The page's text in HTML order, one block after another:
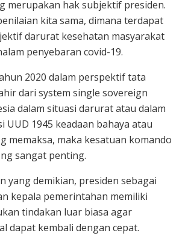
merupakan hak subjektif presiden.
kita sama, dimana terdapat
darurat kesehatan masyarakat
penyebaran covid-19.
2020 dalam perspektif tata
dari system single sovereign
dalam situasi darurat atau dalam
UUD 1945 keadaan bahaya atau
memaksa, maka kesatuan komando
sangat penting.
yang demikian, presiden sebagai
kepala pemerintahan memiliki
tindakan luar biasa agar
dapat kembali dengan cepat.